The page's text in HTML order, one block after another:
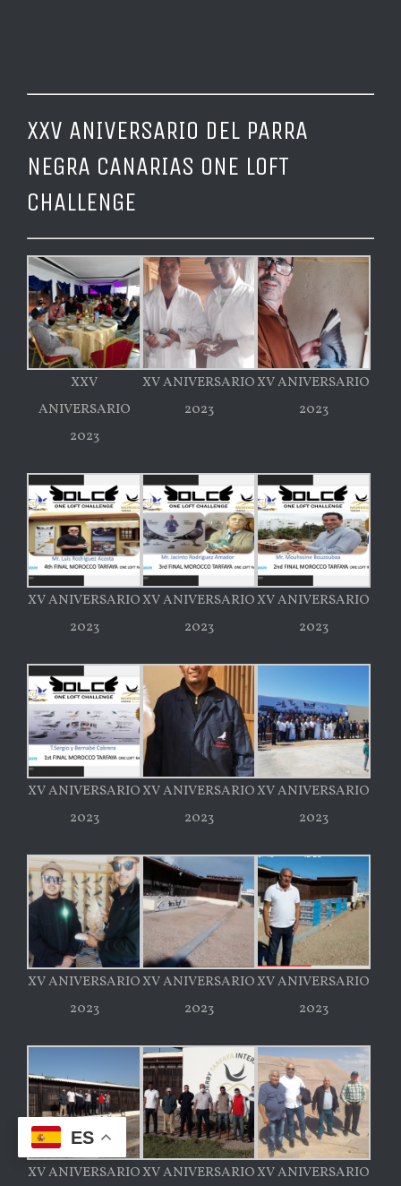
XXV ANIVERSARIO DEL PARRA
NEGRA CANARIAS ONE LOFT
CHALLENGE
XXV
ANIVERSARIO
2023
XV ANIVERSARIO
2023
XV ANIVERSARIO
2023
XV ANIVERSARIO
2023
XV ANIVERSARIO
2023
XV ANIVERSARIO
2023
XV ANIVERSARIO
2023
XV ANIVERSARIO
2023
XV ANIVERSARIO
2023
XV ANIVERSARIO
2023
XV ANIVERSARIO
2023
XV ANIVERSARIO
2023
XV ANIVERSARIOXV ANIVERSARIOXV ANIVERSARIO
ES